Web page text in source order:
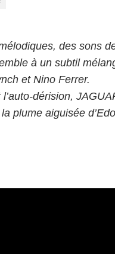
des sons
à un subtil
et Nino Ferrer.
l’auto-dérision,
plume aiguisée